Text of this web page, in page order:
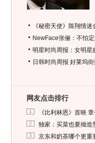
《秘密天使》陈翔情
NewFace张俪：不怕定
明星时尚周报：女明星
日韩时尚周报 好莱坞
网友点击排行
1 《比利林恩》首映
2 独家：买菜也要拗造
3 京东和奶茶哪个更重